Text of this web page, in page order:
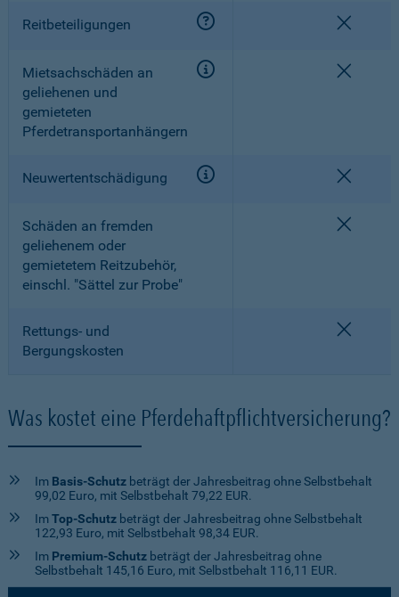
Reitbeteiligungen
Mietsachschäden an
geliehenen und
gemieteten
Pferdetransportanhängern
Neuwertentschädigung
Schäden an fremden
geliehenem oder
gemietetem Reitzubehör,
einschl. "Sättel zur Probe"
Rettungs- und
Bergungskosten
Was kostet eine Pferdehaftpflichtversicherung?
Im Basis-Schutz beträgt der Jahresbeitrag ohne Selbstbehalt
99,02 Euro, mit Selbstbehalt 79,22 EUR.
ImTop-Schutz beträgt der Jahresbeitrag ohne Selbstbehalt
122,93 Euro, mit Selbstbehalt 98,34 EUR.
Im Premium-Schutz beträgt der Jahresbeitrag ohne
Selbstbehalt 145,16 Euro, mit Selbstbehalt 116,11 EUR.